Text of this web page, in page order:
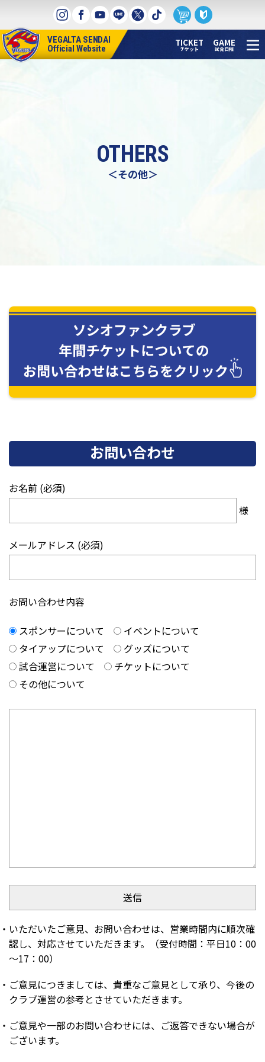
へ
ス
キ
VEGALTA SENDAI
Official Website
TICKET
チケット
GAME
試合日程
OTHERS
＜その他＞
お問い合わせ
お名前 (必須)
様
メールアドレス (必須)
お問い合わせ内容
スポンサーについて
イベントについて
タイアップについて
グッズについて
試合運営について
チケットについて
その他について
・いただいたご意見、お問い合わせは、営業時間内に順次確
認し、対応させていただきます。（受付時間：平日10：00
～17：00）
・ご意見につきましては、貴重なご意見として承り、今後の
クラブ運営の参考とさせていただきます。
・ご意見や一部のお問い合わせには、ご返答できない場合が
ございます。